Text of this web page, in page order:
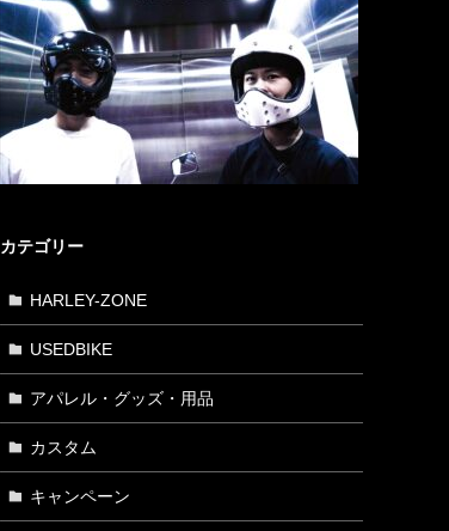
カテゴリー
HARLEY-ZONE
USEDBIKE
アパレル・グッズ・用品
カスタム
キャンペーン